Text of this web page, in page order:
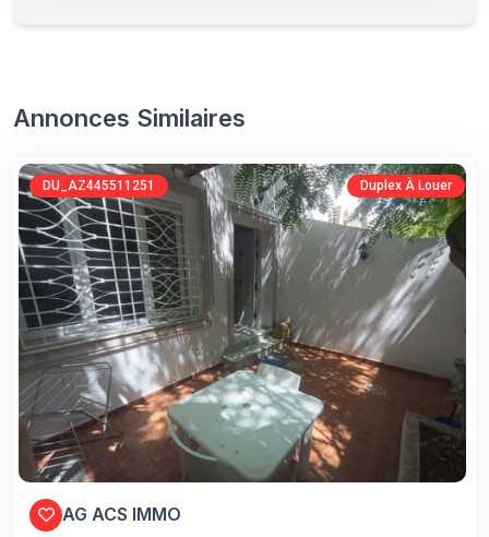
Annonces Similaires
DU_AZ445511251 Duplex À Louer
AG ACS IMMO